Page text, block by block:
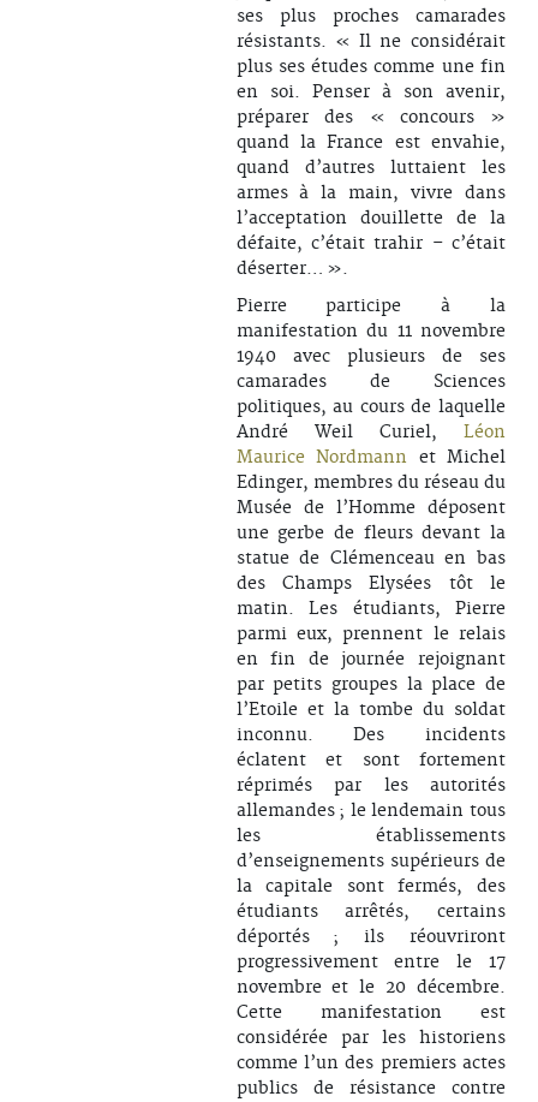
ses plus proches camarades
résistants. « Il ne considérait
plus ses études comme une fin
en soi. Penser à son avenir,
préparer des « concours »
quand la France est envahie,
quand d’autres luttaient les
armes à la main, vivre dans
l’acceptation douillette de la
défaite, c’était trahir – c’était
déserter… ».
Pierre participe à la
manifestation du 11 novembre
1940 avec plusieurs de ses
camarades de Sciences
politiques, au cours de laquelle
André Weil Curiel, Léon
Maurice Nordmann et Michel
Edinger, membres du réseau du
Musée de l’Homme déposent
une gerbe de fleurs devant la
statue de Clémenceau en bas
des Champs Elysées tôt le
matin. Les étudiants, Pierre
parmi eux, prennent le relais
en fin de journée rejoignant
par petits groupes la place de
l’Etoile et la tombe du soldat
inconnu. Des incidents
éclatent et sont fortement
réprimés par les autorités
allemandes ; le lendemain tous
les établissements
d’enseignements supérieurs de
la capitale sont fermés, des
étudiants arrêtés, certains
déportés ; ils réouvriront
progressivement entre le 17
novembre et le 20 décembre.
Cette manifestation est
considérée par les historiens
comme l’un des premiers actes
publics de résistance contre